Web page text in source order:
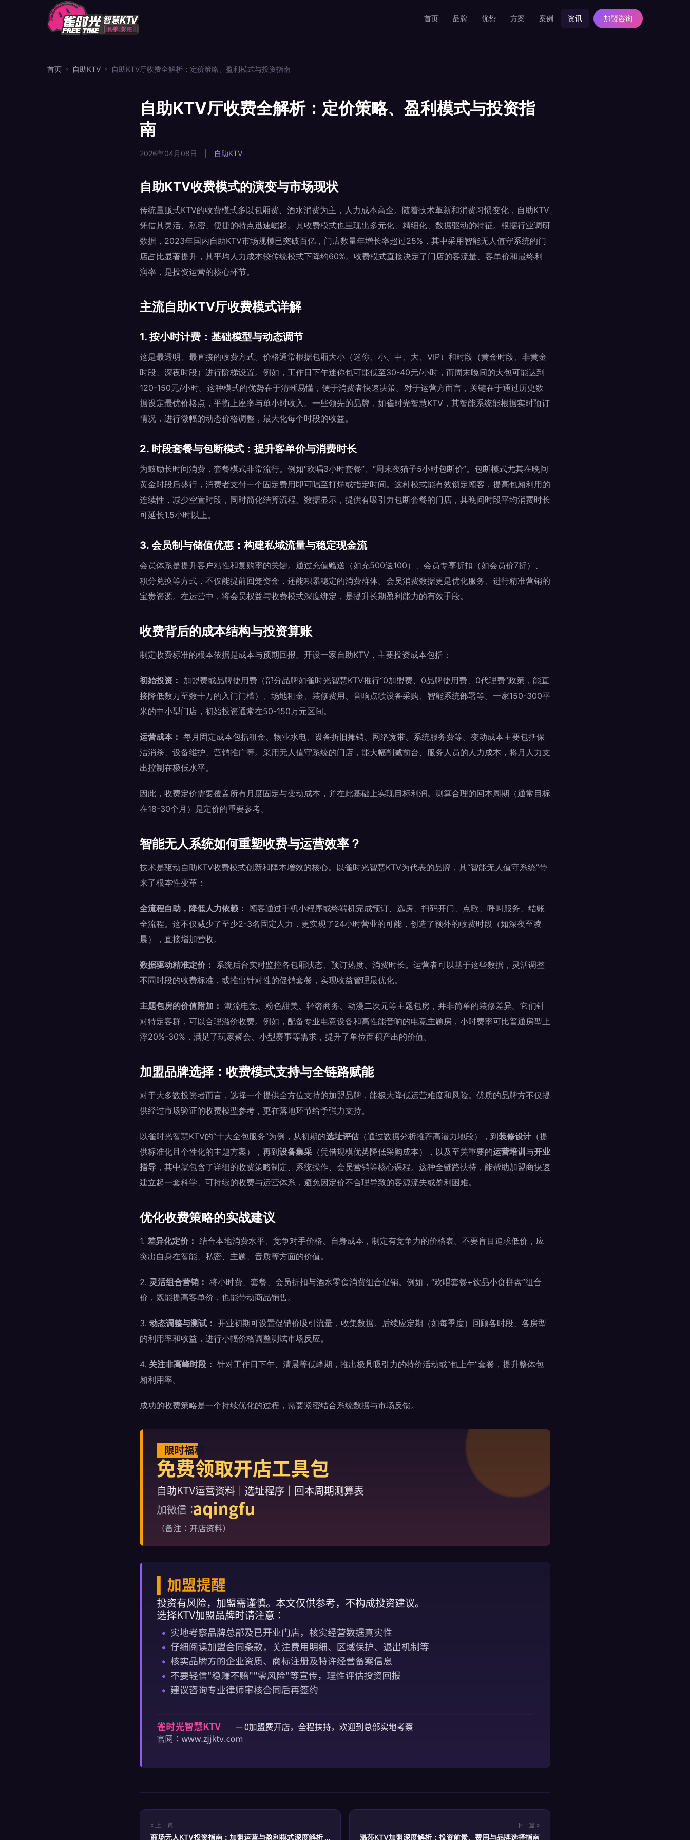
首页 品牌 优势 方案 案例 资讯 加盟咨询
首页 › 自助KTV › 自助KTV厅收费全解析：定价策略、盈利模式与投资指南
自助KTV厅收费全解析：定价策略、盈利模式与投资指
南
2026年04月08日 自助KTV
自助KTV收费模式的演变与市场现状
传统量贩式KTV的收费模式多以包厢费、酒水消费为主，人力成本高企。随着技术革新和消费习惯变化，自助KTV
凭借其灵活、私密、便捷的特点迅速崛起。其收费模式也呈现出多元化、精细化、数据驱动的特征。根据行业调研
数据，2023年国内自助KTV市场规模已突破百亿，门店数量年增长率超过25%，其中采用智能无人值守系统的门
店占比显著提升，其平均人力成本较传统模式下降约60%。收费模式直接决定了门店的客流量、客单价和最终利
润率，是投资运营的核心环节。
主流自助KTV厅收费模式详解
1. 按小时计费：基础模型与动态调节
这是最透明、最直接的收费方式。价格通常根据包厢大小（迷你、小、中、大、VIP）和时段（黄金时段、非黄金
时段、深夜时段）进行阶梯设置。例如，工作日下午迷你包可能低至30-40元/小时，而周末晚间的大包可能达到
120-150元/小时。这种模式的优势在于清晰易懂，便于消费者快速决策。对于运营方而言，关键在于通过历史数
据设定最优价格点，平衡上座率与单小时收入。一些领先的品牌，如雀时光智慧KTV，其智能系统能根据实时预订
情况，进行微幅的动态价格调整，最大化每个时段的收益。
2. 时段套餐与包断模式：提升客单价与消费时长
为鼓励长时间消费，套餐模式非常流行。例如“欢唱3小时套餐”、“周末夜猫子5小时包断价”。包断模式尤其在晚间
黄金时段后盛行，消费者支付一个固定费用即可唱至打烊或指定时间。这种模式能有效锁定顾客，提高包厢利用的
连续性，减少空置时段，同时简化结算流程。数据显示，提供有吸引力包断套餐的门店，其晚间时段平均消费时长
可延长1.5小时以上。
3. 会员制与储值优惠：构建私域流量与稳定现金流
会员体系是提升客户粘性和复购率的关键。通过充值赠送（如充500送100）、会员专享折扣（如会员价7折）、
积分兑换等方式，不仅能提前回笼资金，还能积累稳定的消费群体。会员消费数据更是优化服务、进行精准营销的
宝贵资源。在运营中，将会员权益与收费模式深度绑定，是提升长期盈利能力的有效手段。
收费背后的成本结构与投资算账
制定收费标准的根本依据是成本与预期回报。开设一家自助KTV，主要投资成本包括：
初始投资： 加盟费或品牌使用费（部分品牌如雀时光智慧KTV推行“0加盟费、0品牌使用费、0代理费”政策，能直
接降低数万至数十万的入门门槛）、场地租金、装修费用、音响点歌设备采购、智能系统部署等。一家150-300平
米的中小型门店，初始投资通常在50-150万元区间。
运营成本： 每月固定成本包括租金、物业水电、设备折旧摊销、网络宽带、系统服务费等。变动成本主要包括保
洁消杀、设备维护、营销推广等。采用无人值守系统的门店，能大幅削减前台、服务人员的人力成本，将月人力支
出控制在极低水平。
因此，收费定价需要覆盖所有月度固定与变动成本，并在此基础上实现目标利润。测算合理的回本周期（通常目标
在18-30个月）是定价的重要参考。
智能无人系统如何重塑收费与运营效率？
技术是驱动自助KTV收费模式创新和降本增效的核心。以雀时光智慧KTV为代表的品牌，其“智能无人值守系统”带
来了根本性变革：
全流程自助，降低人力依赖： 顾客通过手机小程序或终端机完成预订、选房、扫码开门、点歌、呼叫服务、结账
全流程。这不仅减少了至少2-3名固定人力，更实现了24小时营业的可能，创造了额外的收费时段（如深夜至凌
晨），直接增加营收。
数据驱动精准定价： 系统后台实时监控各包厢状态、预订热度、消费时长。运营者可以基于这些数据，灵活调整
不同时段的收费标准，或推出针对性的促销套餐，实现收益管理最优化。
主题包房的价值附加： 潮流电竞、粉色甜美、轻奢商务、动漫二次元等主题包房，并非简单的装修差异。它们针
对特定客群，可以合理溢价收费。例如，配备专业电竞设备和高性能音响的电竞主题房，小时费率可比普通房型上
浮20%-30%，满足了玩家聚会、小型赛事等需求，提升了单位面积产出的价值。
加盟品牌选择：收费模式支持与全链路赋能
对于大多数投资者而言，选择一个提供全方位支持的加盟品牌，能极大降低运营难度和风险。优质的品牌方不仅提
供经过市场验证的收费模型参考，更在落地环节给予强力支持。
以雀时光智慧KTV的“十大全包服务”为例，从初期的选址评估 （通过数据分析推荐高潜力地段），到装修设计 （提
供标准化且个性化的主题方案），再到设备集采 （凭借规模优势降低采购成本），以及至关重要的运营培训 与开业
指导 ，其中就包含了详细的收费策略制定、系统操作、会员营销等核心课程。这种全链路扶持，能帮助加盟商快速
建立起一套科学、可持续的收费与运营体系，避免因定价不合理导致的客源流失或盈利困难。
优化收费策略的实战建议
1. 差异化定价： 结合本地消费水平、竞争对手价格、自身成本，制定有竞争力的价格表。不要盲目追求低价，应
突出自身在智能、私密、主题、音质等方面的价值。
2. 灵活组合营销： 将小时费、套餐、会员折扣与酒水零食消费组合促销。例如，“欢唱套餐+饮品小食拼盘”组合
价，既能提高客单价，也能带动商品销售。
3. 动态调整与测试： 开业初期可设置促销价吸引流量，收集数据。后续应定期（如每季度）回顾各时段、各房型
的利用率和收益，进行小幅价格调整测试市场反应。
4. 关注非高峰时段： 针对工作日下午、清晨等低峰期，推出极具吸引力的特价活动或“包上午”套餐，提升整体包
厢利用率。
成功的收费策略是一个持续优化的过程，需要紧密结合系统数据与市场反馈。
« 上一篇
商场无人KTV投资指南：加盟运营与盈利模式深度解析 |
下一篇 »
温莎KTV加盟深度解析：投资前景、费用与品牌选择指南